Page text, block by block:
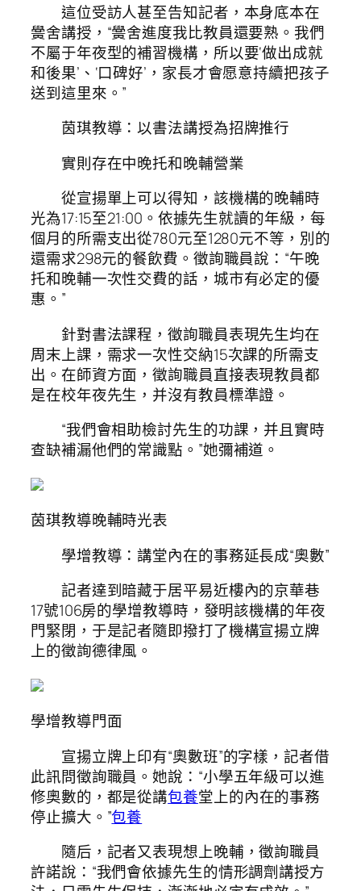
這位受訪人甚至告知記者，本身底本在
黌舍講授，“黌舍進度我比教員還要熟。我們
不屬于年夜型的補習機構，所以要‘做出成就
和後果’、‘口碑好’，家長才會愿意持續把孩子
送到這里來。”
茵琪教導：以書法講授為招牌推行
實則存在中晚托和晚輔營業
從宣揚單上可以得知，該機構的晚輔時
光為17:15至21:00。依據先生就讀的年級，每
個月的所需支出從780元至1280元不等，別的
還需求298元的餐飲費。徵詢職員說：“午晚
托和晚輔一次性交費的話，城市有必定的優
惠。”
針對書法課程，徵詢職員表現先生均在
周末上課，需求一次性交納15次課的所需支
出。在師資方面，徵詢職員直接表現教員都
是在校年夜先生，并沒有教員標準證。
“我們會相助檢討先生的功課，并且實時
查缺補漏他們的常識點。”她彌補道。
茵琪教導晚輔時光表
學增教導：講堂內在的事務延長成“奧數”
記者達到暗藏于居平易近樓內的京華巷
17號106房的學增教導時，發明該機構的年夜
門緊閉，于是記者隨即撥打了機構宣揚立牌
上的徵詢德律風。
學增教導門面
宣揚立牌上印有“奧數班”的字樣，記者借
此訊問徵詢職員。她說：“小學五年級可以進
修奧數的，都是從講包養堂上的內在的事務
停止擴大。”包養
隨后，記者又表現想上晚輔，徵詢職員
許諾說：“我們會依據先生的情形調劑講授方